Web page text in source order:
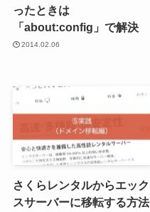
ったときは
「about:config」で解決
2014.02.06
さくらレンタルからエック
スサーバーに移転する方法